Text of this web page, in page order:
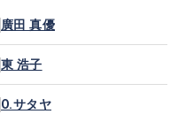
廣田 真優
東 浩子
O.サタヤ